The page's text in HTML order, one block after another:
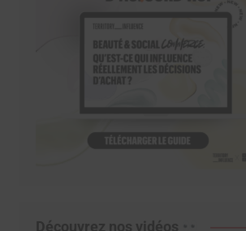
Découvrez nos vidéos